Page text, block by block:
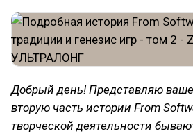
Добрый день! Представляю
вторую часть истории From
творческой деятельности